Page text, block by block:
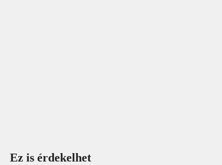
Ez is érdekelhet